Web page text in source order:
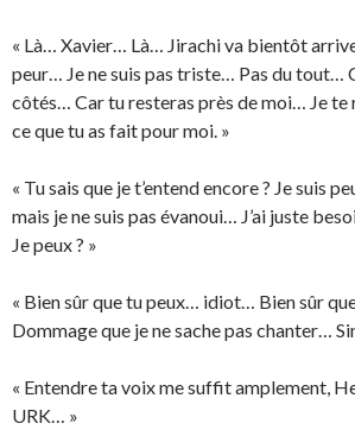
« Là… Xavier… Là… Jirachi va bientôt
peur… Je ne suis pas triste… Pas du tout…
côtés… Car tu resteras près de moi… Je
ce que tu as fait pour moi. »
« Tu sais que je t’entend encore ? Je suis
mais je ne suis pas évanoui… J’ai juste
Je peux ? »
« Bien sûr que tu peux… idiot… Bien sûr
Dommage que je ne sache pas chanter…
« Entendre ta voix me suffit amplement,
URK… »